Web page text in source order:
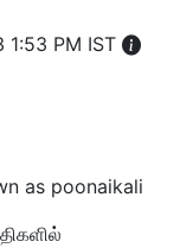
1:53 PM IST
as poonaikali